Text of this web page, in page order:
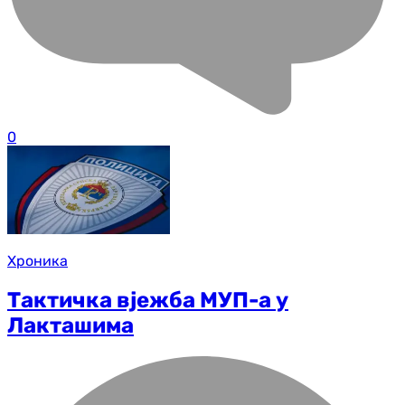
0
Хроника
Тактичка вјежба МУП-а у
Лакташима